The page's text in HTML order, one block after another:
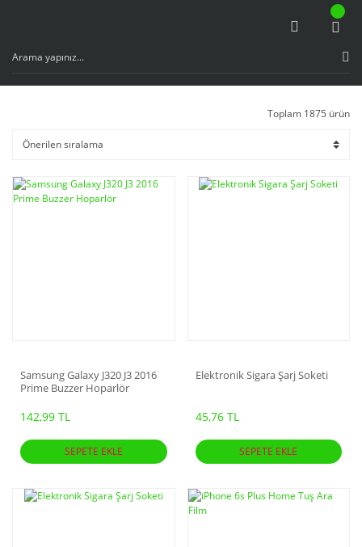
Toplam 1875 ürün
Samsung Galaxy J320 J3 2016
Prime Buzzer Hoparlör
142,99 TL
SEPETE EKLE
Elektronik Sigara Şarj Soketi
45,76 TL
SEPETE EKLE